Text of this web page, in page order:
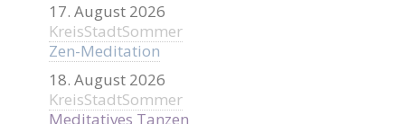
17. August 2026
KreisStadtSommer
Zen-Meditation
18. August 2026
KreisStadtSommer
Meditatives Tanzen